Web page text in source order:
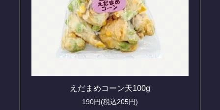
えだまめコーン天100g
190円(税込205円)